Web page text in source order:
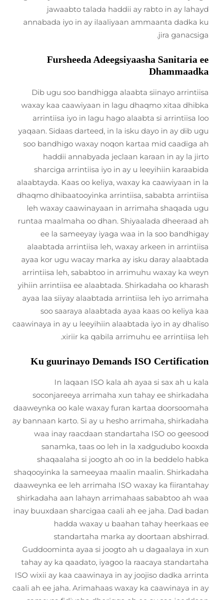
jawaabto talada haddii ay rabto in ay lahayd
annabada iyo in ay ilaaliyaan ammaanta dadka ku
jira ganacsiga.
Fursheeda Adeegsiyaasha Sanitaria ee
Dhammaadka
Dib ugu soo bandhigga alaabta siinayo arrintiisa
waxay kaa caawiyaan in lagu dhaqmo xitaa dhibka
arrintiisa iyo in lagu hago alaabta si arrintiisa loo
yaqaan. Sidaas darteed, in la isku dayo in ay dib ugu
soo bandhigo waxay noqon kartaa mid caadiga ah
haddii annabyada jeclaan karaan in ay la jirto
sharciga arrintiisa iyo in ay u leeyihiin karaabida
alaabtayda. Kaas oo keliya, waxay ka caawiyaan in la
dhaqmo dhibaatooyinka arrintiisa, sababta arrintiisa
leh waxay caawinayaan in arrimaha shaqada ugu
runtaa maalmaha oo dhan. Shiyaalada dheeraad ah
ee la sameeyay iyaga waa in la soo bandhigay
alaabtada arrintiisa leh, waxay arkeen in arrintiisa
ayaa kor ugu wacay marka ay isku daray alaabtada
arrintiisa leh, sababtoo in arrimuhu waxay ka weyn
yihiin arrintiisa ee alaabtada. Shirkadaha oo kharash
ayaa laa siiyay alaabtada arrintiisa leh iyo arrimaha
soo saaraya alaabtada ayaa kaas oo keliya kaa
caawinaya in ay u leeyihiin alaabtada iyo in ay dhaliso
xiriir ka qabila arrimuhu ee arrintiisa leh.
Ku guurinayo Demands ISO Certification
In laqaan ISO kala ah ayaa si sax ah u kala
soconjareeya arrimaha xun tahay ee shirkadaha
daaweynka oo kale waxay furan kartaa doorsoomaha
ay bannaan karto. Si ay u hesho arrimaha, shirkadaha
waa inay raacdaan standartaha ISO oo geesood
sanamka, taas oo leh in la xadgudubo kooxda
shaqaalaha si joogto ah oo in la beddelo habka
shaqooyinka la sameeyaa maalin maalin. Shirkadaha
daaweynka ee leh arrimaha ISO waxay ka fiirantahay
shirkadaha aan lahayn arrimahaas sababtoo ah waa
inay buuxdaan sharcigaa caali ah ee jaha. Dad badan
hadda waxay u baahan tahay heerkaas ee
standartaha marka ay doortaan abshirrad.
Guddoominta ayaa si joogto ah u dagaalaya in xun
tahay ay ka qaadato, iyagoo la raacaya standartaha
ISO wixii ay kaa caawinaya in ay joojiso dadka arrinta
caali ah ee jaha. Arimahaas waxay ka caawinaya in ay